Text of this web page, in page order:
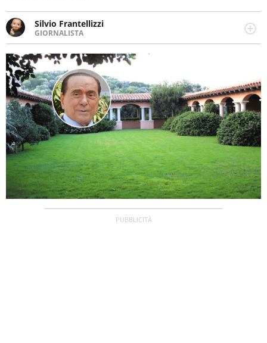
Silvio Frantellizzi
GIORNALISTA
Giornalista pubblicista. Da oltre dieci anni si occupa di
informazione sul web, scrivendo di sport, attualità,
cronaca, motori, spettacolo e videogame.